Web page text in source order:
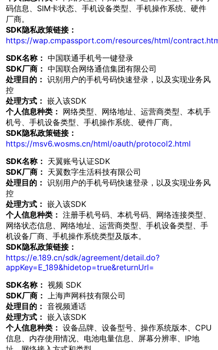
码信息、SIM卡状态、手机设备类型、手机操作系统、硬件
厂商。
SDK隐私政策链接：
https://wap.cmpassport.com/resources/html/
SDK名称： 中国联通手机号一键登录
SDK厂商： 中国联合网络通信集团有限公司
处理目的： 识别用户的手机号码快速登录，以及实现业务风
控
处理方式： 嵌入该SDK
个人信息种类： 网络类型、网络地址、运营商类型、本机手
机号、手机设备类型、手机操作系统、硬件厂商。
SDK隐私政策链接：
https://msv6.wosms.cn/html/oauth/protocol2.html
SDK名称： 天翼账号认证SDK
SDK厂商： 天翼数字生活科技有限公司
处理目的： 识别用户的手机号码快速登录，以及实现业务风
控
处理方式： 嵌入该SDK
个人信息种类： 注册手机号码、本机号码、网络连接类型、
网络状态信息、网络地址、运营商类型、手机设备类型、手
机设备厂商、手机操作系统类型及版本。
SDK隐私政策链接：
https://e.189.cn/sdk/agreement/detail.do?
appKey=E_189&hidetop=true&returnUrl=
SDK名称： 视频 SDK
SDK厂商： 上海声网科技有限公司
处理目的： 音视频通话
处理方式： 嵌入该SDK
个人信息种类： 设备品牌、设备型号、操作系统版本、CPU
信息、内存使用情况、电池电量信息、屏幕分辨率、IP地